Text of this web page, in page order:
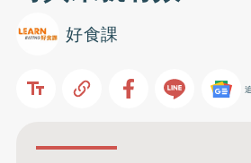
好食課